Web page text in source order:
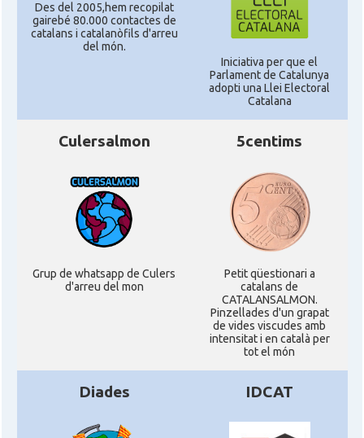
Des del 2005,hem recopilat
gairebé 80.000 contactes de
catalans i catalanòfils d'arreu
del món.
Iniciativa per que el
Parlament de Catalunya
adopti una Llei Electoral
Catalana
Culersalmon
Grup de whatsapp de Culers
d'arreu del mon
5centims
Petit qüestionari a
catalans de
CATALANSALMON.
Pinzellades d'un grapat
de vides viscudes amb
intensitat i en català per
tot el món
Diades IDCAT